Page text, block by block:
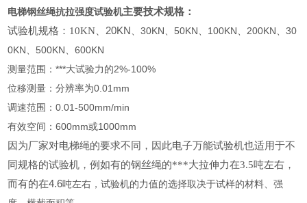
电梯钢丝绳抗拉强度试验机主要技术规格：
试验机规格：10KN 、20KN
、30KN、50KN、100KN、200KN、30
0KN、500KN、600KN
测量范围：***大试验力的2%-100%
位移测量：分辨率为0.01mm
调速范围：0.01-500mm/min
有效空间：600mm或1000mm
因为厂家对电梯绳的要求不同，因此电子万能试验机也适用于不
同规格的试验机，例如有的钢丝绳的***大拉伸力在3.5吨左右，
而有的在4.6吨左右，试验机的力值的选择取决于试样的材料、强